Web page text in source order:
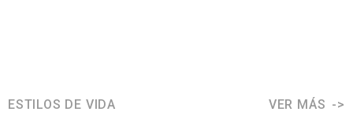
ESTILOS DE VIDA VER MÁS